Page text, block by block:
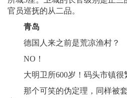
官员巡抚的从二品。
青岛
德国人来之前是荒凉渔村？
NO！
大明卫所600岁！码头市镇很
那个可笑的伪定理，同样被套